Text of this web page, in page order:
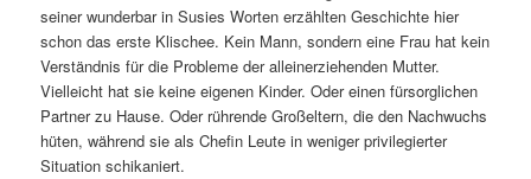
seiner wunderbar in Susies Worten erzählten Geschichte hier
schon das erste Klischee. Kein Mann, sondern eine Frau hat kein
Verständnis für die Probleme der alleinerziehenden Mutter.
Vielleicht hat sie keine eigenen Kinder. Oder einen fürsorglichen
Partner zu Hause. Oder rührende Großeltern, die den Nachwuchs
hüten, während sie als Chefin Leute in weniger privilegierter
Situation schikaniert.